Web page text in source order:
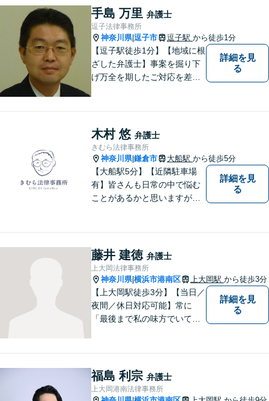
手島 万里 弁護士
逗子法律事務所
神奈川県|逗子市 逗子駅 から徒歩1分
【逗子駅徒歩1分】【地域に根
ざした弁護士】事案を掘り下
げ万全を期したご対応を差し
ど、幅広く対応可能。【明確
な料金体系】１件１件ていね
いに対応させて頂きます。ご
連絡ください。
詳細を見
る
木村 悠 弁護士
きむら法律事務所
神奈川県|鎌倉市 大船駅 から徒歩5分
【大船駅5分】【近隣駐車場
有】皆さんも日常の中で悩む
ことがあるかと思いますが、
方々により良い法律サービス
を届けていきたいと思いま
す。 ぜひご相談ください。
詳細を見
る
藤井 建徳 弁護士
上大岡法律事務所
神奈川県|横浜市港南区 上大岡駅 から徒歩3分
【上大岡駅徒歩3分】【当日／
夜間／休日対応可能】常に
「最後まで私の味方でいてく
の法律事務所として皆様のお
力になれればと考えておりま
す。
詳細を見
る
福島 利宗 弁護士
上大岡港南法律事務所